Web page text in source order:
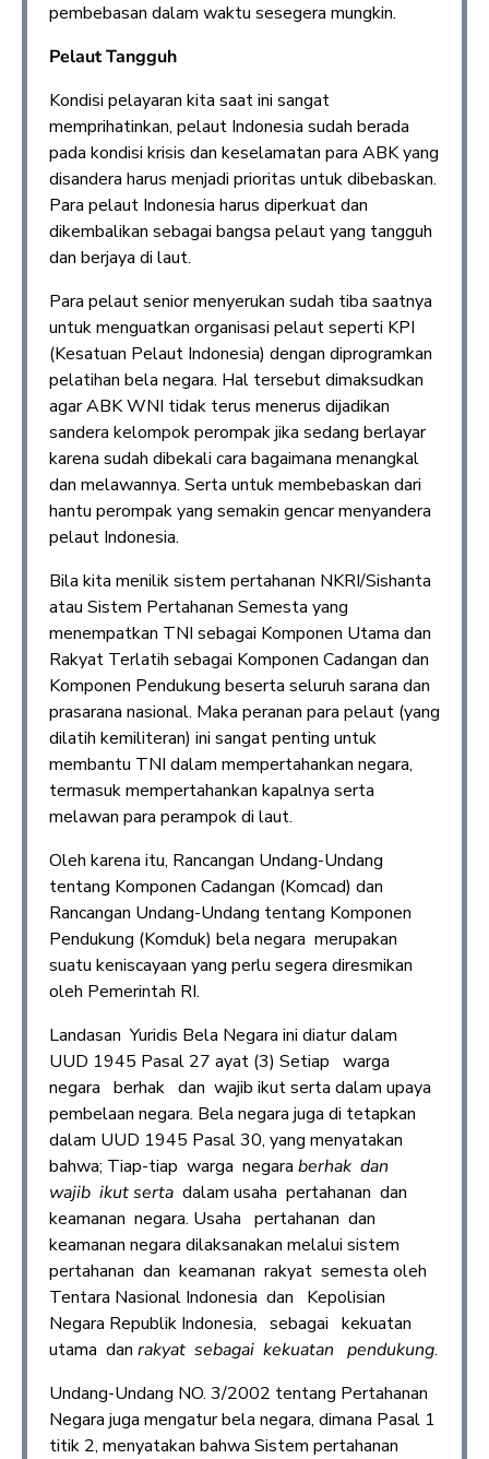
pembebasan dalam waktu sesegera mungkin.
Pelaut Tangguh
Kondisi pelayaran kita saat ini sangat
memprihatinkan, pelaut Indonesia sudah berada
pada kondisi krisis dan keselamatan para ABK yang
disandera harus menjadi prioritas untuk dibebaskan.
Para pelaut Indonesia harus diperkuat dan
dikembalikan sebagai bangsa pelaut yang tangguh
dan berjaya di laut.
Para pelaut senior menyerukan sudah tiba saatnya
untuk menguatkan organisasi pelaut seperti KPI
(Kesatuan Pelaut Indonesia) dengan diprogramkan
pelatihan bela negara. Hal tersebut dimaksudkan
agar ABK WNI tidak terus menerus dijadikan
sandera kelompok perompak jika sedang berlayar
karena sudah dibekali cara bagaimana menangkal
dan melawannya. Serta untuk membebaskan dari
hantu perompak yang semakin gencar menyandera
pelaut Indonesia.
Bila kita menilik sistem pertahanan NKRI/Sishanta
atau Sistem Pertahanan Semesta yang
menempatkan TNI sebagai Komponen Utama dan
Rakyat Terlatih sebagai Komponen Cadangan dan
Komponen Pendukung beserta seluruh sarana dan
prasarana nasional. Maka peranan para pelaut (yang
dilatih kemiliteran) ini sangat penting untuk
membantu TNI dalam mempertahankan negara,
termasuk mempertahankan kapalnya serta
melawan para perampok di laut.
Oleh karena itu, Rancangan Undang-Undang
tentang Komponen Cadangan (Komcad) dan
Rancangan Undang-Undang tentang Komponen
Pendukung (Komduk) bela negara merupakan
suatu keniscayaan yang perlu segera diresmikan
oleh Pemerintah RI.
Landasan Yuridis Bela Negara ini diatur dalam
UUD 1945 Pasal 27 ayat (3) Setiap warga
negara berhak dan wajib ikut serta dalam upaya
pembelaan negara. Bela negara juga di tetapkan
dalam UUD 1945 Pasal 30, yang menyatakan
bahwa; Tiap-tiap warga negara berhak dan
wajib ikut serta dalam usaha pertahanan dan
keamanan negara. Usaha pertahanan dan
keamanan negara dilaksanakan melalui sistem
pertahanan dan keamanan rakyat semesta oleh
Tentara Nasional Indonesia dan Kepolisian
Negara Republik Indonesia, sebagai kekuatan
utama dan rakyat sebagai kekuatan pendukung.
Undang-Undang NO. 3/2002 tentang Pertahanan
Negara juga mengatur bela negara, dimana Pasal 1
titik 2, menyatakan bahwa Sistem pertahanan